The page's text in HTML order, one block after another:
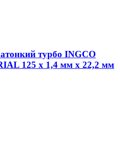
турбо INGCO
125 х 1,4 мм x 22,2 мм